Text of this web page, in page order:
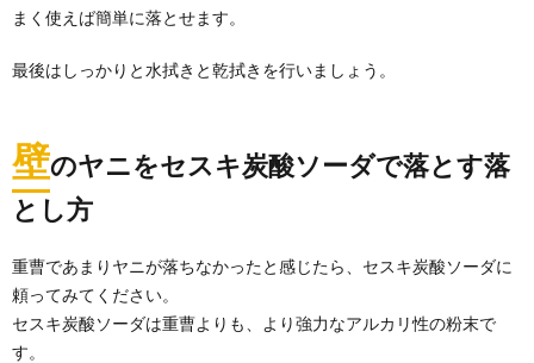
まく使えば簡単に落とせます。
最後はしっかりと水拭きと乾拭きを行いましょう。
壁のヤニをセスキ炭酸ソーダで落とす落
とし方
重曹であまりヤニが落ちなかったと感じたら、セスキ炭酸ソーダに
頼ってみてください。
セスキ炭酸ソーダは重曹よりも、より強力なアルカリ性の粉末で
す。